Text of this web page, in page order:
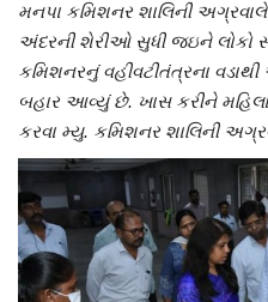
મનપા કમિશનર શાલિની
અંદરની શેરીઓ સુધી જઇને લોકો
કમિશનરનું વહીવટીતંત્રના
બહાર આવ્યું છે. ખાસ કરીને
કરવા મ્યુ. કમિશનર શાલિની